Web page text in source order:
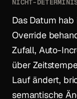
NICHT-
Das Datum
Override
Zufall, Auto-
über
Lauf ändert,
semantische